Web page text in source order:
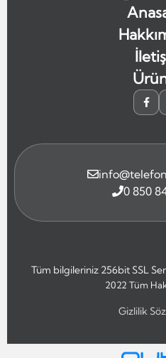
0 850
Tüm bilgileriniz 256bit SSL
2022 Tüm
Gizlilik